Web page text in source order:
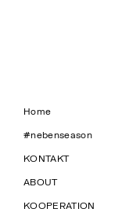
Home
#nebenseason
KONTAKT
ABOUT
KOOPERATION